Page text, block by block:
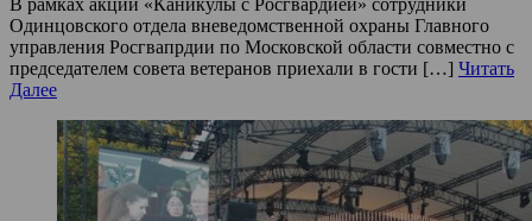
В рамках акции «Каникулы с Росгвардией» сотрудники
Одинцовского отдела вневедомственной охраны Главного
управления Росгвапрдии по Московской области совместно с
председателем совета ветеранов приехали в гости […] Читать
Далее